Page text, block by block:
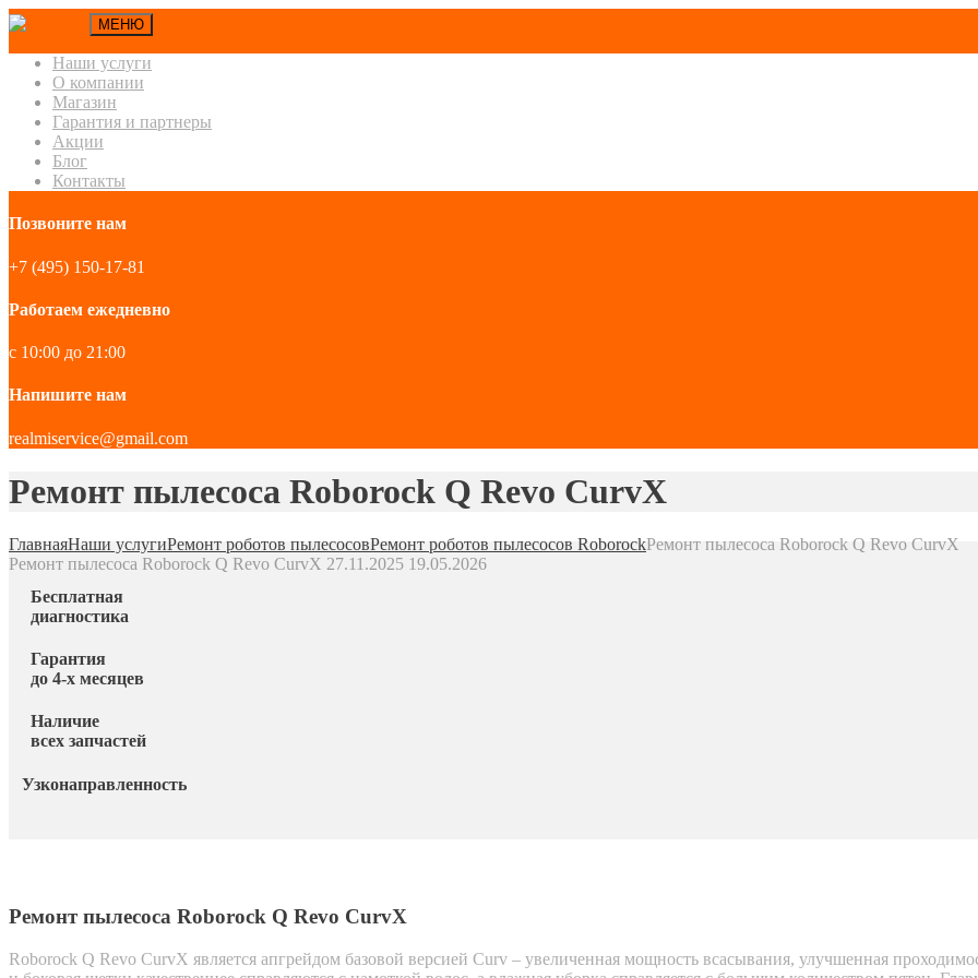
МЕНЮ
Наши услуги
О компании
Магазин
Гарантия и партнеры
Акции
Блог
Контакты
Позвоните нам
+7 (495) 150-17-81
Работаем ежедневно
с 10:00 до 21:00
Напишите нам
realmiservice@gmail.com
Ремонт пылесоса Roborock Q Revo CurvX
ГлавнаяНаши услугиРемонт роботов пылесосовРемонт роботов пылесосов RoborockРемонт пылесоса Roborock Q Revo CurvX
Ремонт пылесоса Roborock Q Revo CurvX 27.11.2025 19.05.2026
Бесплатная
диагностика
Гарантия
до 4-х месяцев
Наличие
всех запчастей
Узконаправленность
Ремонт пылесоса Roborock Q Revo CurvX
Roborock Q Revo CurvX является апгрейдом базовой версией Curv – увеличенная мощность всасывания, улучшенная